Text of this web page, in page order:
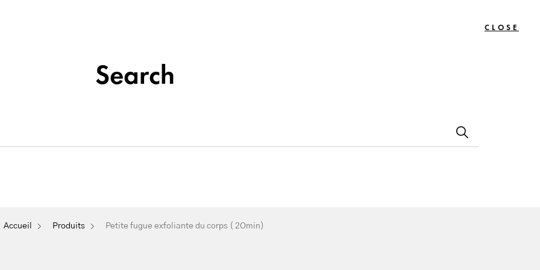
Épilation
Maquillage
Permanent
Search
CLOSE
Accueil Produits Petite fugue exfoliante du corps ( 2Omin)